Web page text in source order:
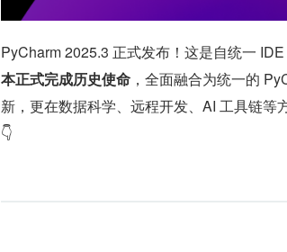
PyCharm 2025.3 正式发布！这是自统一
本正式完成历史使命 ，全面融合为统一的
新，更在数据科学、远程开发、AI 工具链
👇